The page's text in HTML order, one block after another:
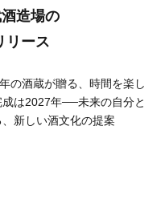
造場の
リース
の酒蔵が贈る、時間を楽し
は2027年──未来の自分と
新しい酒文化の提案